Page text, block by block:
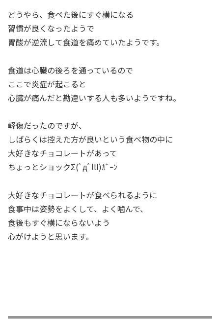
どうやら、食べた後にすぐ横になる
習慣が良くなったようで
胃酸が逆流して食道を痛めていたようです。
食道は心臓の後ろを通っているので
ここで炎症が起こると
心臓が痛んだと勘違いする人も多いようですね。
軽傷だったのですが、
しばらくは控えた方が良いという食べ物の中に
大好きなチョコレートがあって
ちょっとショックΣ(ﾟдﾟlll)ｶﾞｰﾝ
大好きなチョコレートが食べられるように
食事中は姿勢をよくして、よく噛んで、
食後もすぐ横にならないよう
心がけようと思います。